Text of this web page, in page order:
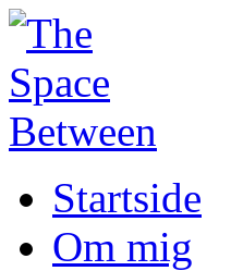
Startside
Om mig